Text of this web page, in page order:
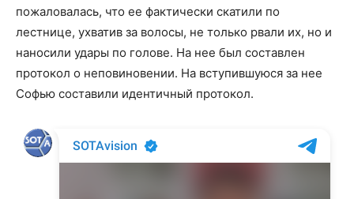
пожаловалась, что ее фактически скатили по
лестнице, ухватив за волосы, не только рвали их, но и
наносили удары по голове. На нее был составлен
протокол о неповиновении. На вступившуюся за нее
Софью составили идентичный протокол.